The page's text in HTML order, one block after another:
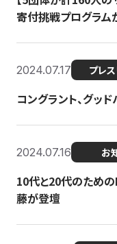
寄付挑戦プログラム
2024.07.17 プレ
コングラント、グッ
2024.07.16 お
10代と20代のため
藤が登壇